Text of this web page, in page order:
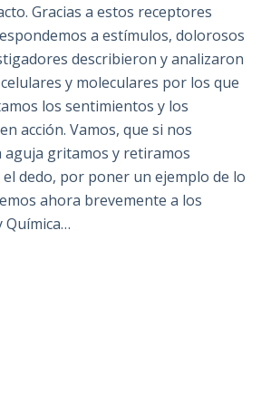
Gracias a estos receptores
a estímulos, dolorosos
describieron y analizaron
y moleculares por los que
los sentimientos y los
acción. Vamos, que si nos
aguja gritamos y retiramos
dedo, por poner un ejemplo de lo
ahora brevemente a los
Química…